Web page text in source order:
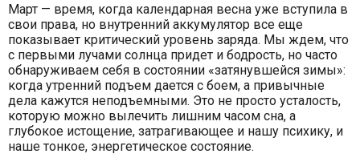
Март — время, когда календарная весна уже вступила в
свои права, но внутренний аккумулятор все еще
показывает критический уровень заряда. Мы ждем, что
с первыми лучами солнца придет и бодрость, но часто
обнаруживаем себя в состоянии «затянувшейся зимы»:
когда утренний подъем дается с боем, а привычные
дела кажутся неподъемными. Это не просто усталость,
которую можно вылечить лишним часом сна, а
глубокое истощение, затрагивающее и нашу психику, и
наше тонкое, энергетическое состояние.